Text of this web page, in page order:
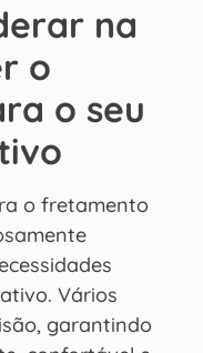
na
o
o seu
o fretamento
Vários
garantindo